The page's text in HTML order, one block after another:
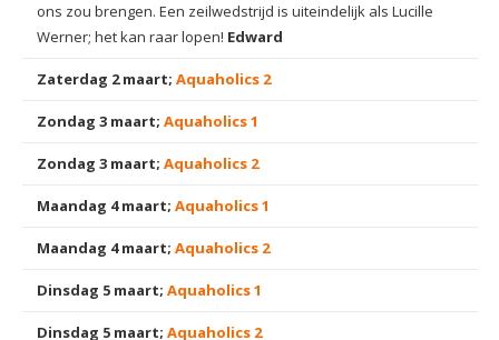
ons zou brengen. Een zeilwedstrijd is uiteindelijk als Lucille
Werner; het kan raar lopen! Edward
Zaterdag 2 maart; Aquaholics 2
Zondag 3 maart; Aquaholics 1
Zondag 3 maart; Aquaholics 2
Maandag 4 maart; Aquaholics 1
Maandag 4 maart; Aquaholics 2
Dinsdag 5 maart; Aquaholics 1
Dinsdag 5 maart; Aquaholics 2